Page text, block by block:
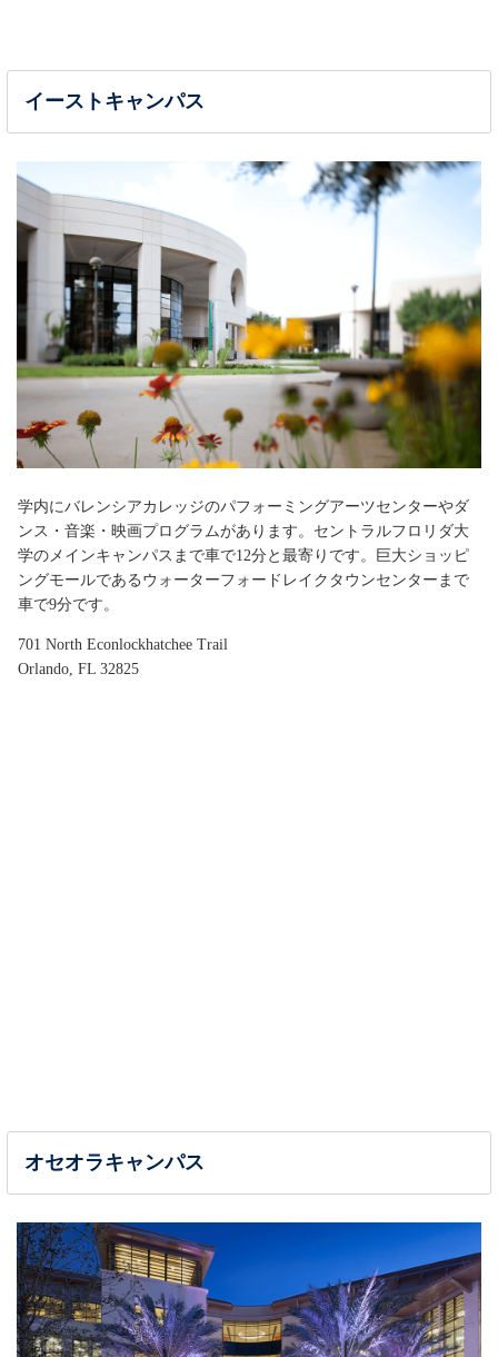
イーストキャンパス
学内にバレンシアカレッジのパフォーミングアーツセンターやダ
ンス・音楽・映画プログラムがあります。セントラルフロリダ大
学のメインキャンパスまで車で12分と最寄りです。巨大ショッピ
ングモールであるウォーターフォードレイクタウンセンターまで
車で9分です。
701 North Econlockhatchee Trail
Orlando, FL 32825
オセオラキャンパス